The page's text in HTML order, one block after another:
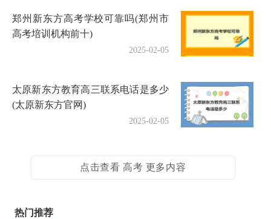
郑州新东方高考学校可靠吗(郑州市
高考培训机构前十)
2025-02-05
太原新东方教育高三联系电话是多少
(太原新东方官网)
2025-02-05
点击查看 高考 更多内容
热门推荐